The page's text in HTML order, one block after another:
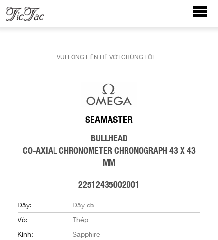
VUI LÒNG LIÊN HỆ VỚI CHÚNG TÔI.
SEAMASTER
BULLHEAD
CO-AXIAL CHRONOMETER CHRONOGRAPH 43 X 43
MM
22512435002001
Dây:
Dây da
Vỏ:
Thép
Kính:
Sapphire